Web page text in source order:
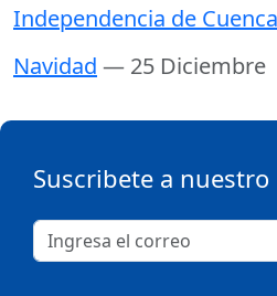
Independencia de Cuenca
Navidad — 25 Diciembre
Suscribete a nuestro